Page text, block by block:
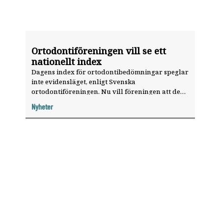
Ortodontiföreningen vill se ett
nationellt index
Dagens index för ortodontibedömningar speglar
inte evidensläget, enligt Svenska
ortodontiföreningen. Nu vill föreningen att de
Nyheter